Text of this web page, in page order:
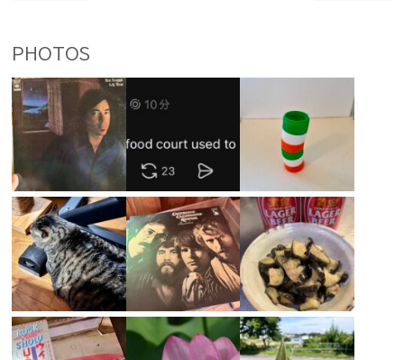
PHOTOS